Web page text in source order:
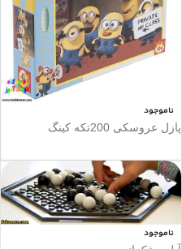
ناموجود
پازل عروسکی 200تکه کینگ
ناموجود